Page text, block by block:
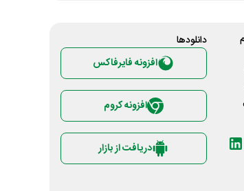
دانلود‌ها
افزونه فایرفاکس
افزونه کروم
دریافت از بازار